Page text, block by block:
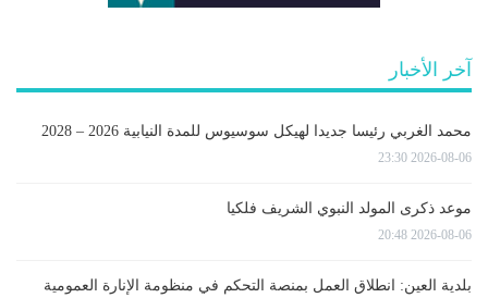
آخر الأخبار
محمد الغربي رئيسا جديدا لهيكل سوسيوس للمدة النيابية 2026 – 2028
2026-08-06 23:30
موعد ذكرى المولد النبوي الشريف فلكيا
2026-08-06 20:48
بلدية العين: انطلاق العمل بمنصة التحكم في منظومة الإنارة العمومية